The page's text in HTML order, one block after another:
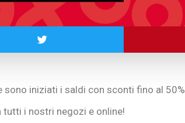
sono iniziati i saldi con sconti fino al 50%
i nostri negozi e online!